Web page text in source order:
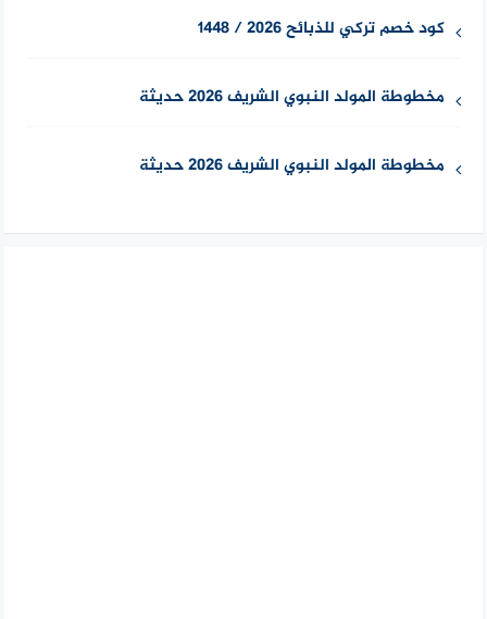
كود خصم تركي للذبائح 2026 / 1448
مخطوطة المولد النبوي الشريف 2026 حديثة
مخطوطة المولد النبوي الشريف 2026 حديثة